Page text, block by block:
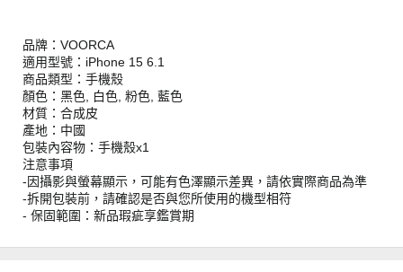
品牌：VOORCA
適用型號：iPhone 15 6.1
商品類型：手機殼
顏色：黑色, 白色, 粉色, 藍色
材質：合成皮
產地：中國
包裝內容物：手機殼x1
注意事項
-因攝影與螢幕顯示，可能有色澤顯示差異，請依實際商品為準
-拆開包裝前，請確認是否與您所使用的機型相符
- 保固範圍：新品瑕疵享鑑賞期